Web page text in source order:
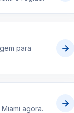
para
→
agora.
→